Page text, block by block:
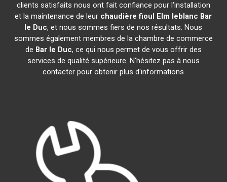
clients satisfaits nous ont fait confiance pour l'installation
et la maintenance de leur chaudière fioul Elm leblanc Bar
le Duc, et nous sommes fiers de nos résultats. Nous
sommes également membres de la chambre de commerce
de Bar le Duc, ce qui nous permet de vous offrir des
services de qualité supérieure. N'hésitez pas à nous
contacter pour obtenir plus d'informations